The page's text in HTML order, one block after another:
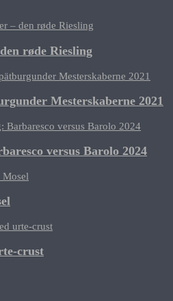
røde Riesling
Mesterskaberne 2021
versus Barolo 2024
crust